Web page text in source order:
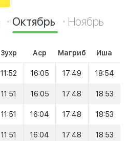
Октябрь Ноябрь
Зухр Аср Магриб Иша
11:52 16:05 17:49 18:54
11:51 16:05 17:48 18:53
11:51 16:04 17:48 18:53
11:51 16:04 17:48 18:53